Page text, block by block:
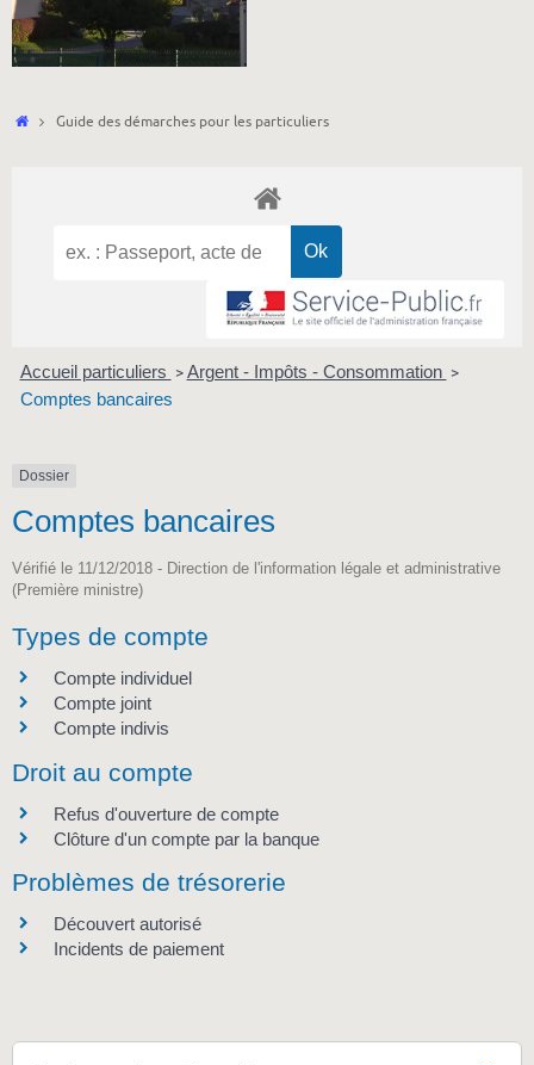
Accueil
Guide des démarches pour les particuliers
Accueil particuliers > Argent - Impôts - Consommation >
Comptes bancaires
Dossier
Comptes bancaires
Vérifié le 11/12/2018 - Direction de l'information légale et administrative
(Première ministre)
Types de compte
Compte individuel
Compte joint
Compte indivis
Droit au compte
Refus d'ouverture de compte
Clôture d'un compte par la banque
Problèmes de trésorerie
Découvert autorisé
Incidents de paiement